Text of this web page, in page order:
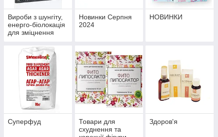
Вироби з шунгіту,
енерго-біолокація
для зміцнення
профілактики
хвороб
Новинки Серпня
2024
НОВИНКИ
Суперфуд
Товари для
схуднення та
Здоров'я